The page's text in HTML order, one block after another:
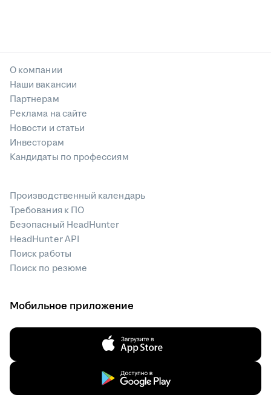
О компании
Наши вакансии
Партнерам
Реклама на сайте
Новости и статьи
Инвесторам
Кандидаты по профессиям
Производственный календарь
Требования к ПО
Безопасный HeadHunter
HeadHunter API
Поиск работы
Поиск по резюме
Мобильное приложение